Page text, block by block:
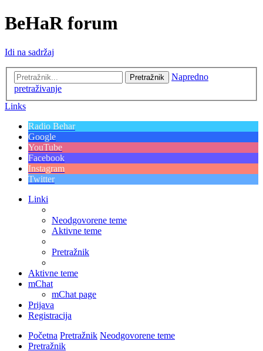
BeHaR forum
Idi na sadržaj
Pretražnik
Napredno
pretraživanje
Links
Radio Behar
Google
YouTube
Facebook
Instagram
Twitter
Linki
Neodgovorene teme
Aktivne teme
Pretražnik
Aktivne teme
mChat
mChat page
Prijava
Registracija
Početna Pretražnik Neodgovorene teme
Pretražnik